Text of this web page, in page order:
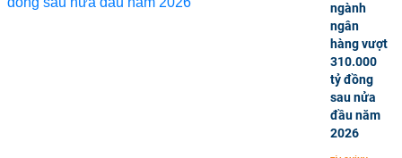
ngành
ngân
hàng vượt
310.000
tỷ đồng
sau nửa
đầu năm
2026